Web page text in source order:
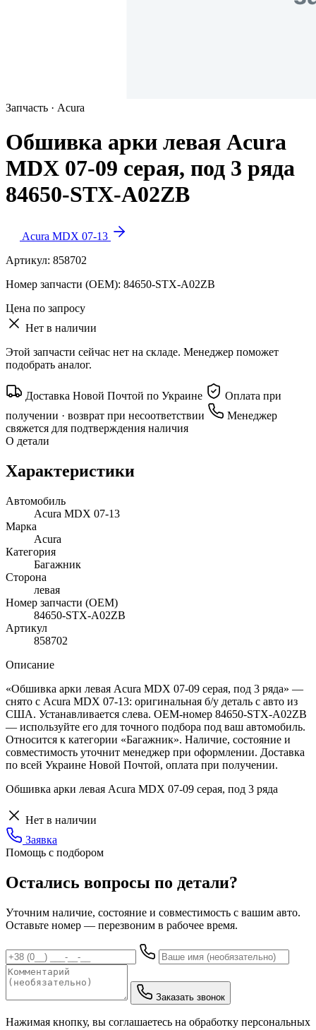
Запчасть · Acura
Обшивка арки левая Acura
MDX 07-09 серая, под 3 ряда
84650-STX-A02ZB
Acura MDX 07-13
Артикул: 858702
Номер запчасти (OEM): 84650-STX-A02ZB
Цена по запросу
Нет в наличии
Этой запчасти сейчас нет на складе. Менеджер поможет
подобрать аналог.
Доставка Новой Почтой по Украине
Оплата при
получении · возврат при несоответствии
Менеджер
свяжется для подтверждения наличия
О детали
Характеристики
Автомобиль
Acura MDX 07-13
Марка
Acura
Категория
Багажник
Сторона
левая
Номер запчасти (OEM)
84650-STX-A02ZB
Артикул
858702
Описание
«Обшивка арки левая Acura MDX 07-09 серая, под 3 ряда» —
снято с Acura MDX 07-13: оригинальная б/у деталь с авто из
США. Устанавливается слева. OEM-номер 84650-STX-A02ZB
— используйте его для точного подбора под ваш автомобиль.
Относится к категории «Багажник». Наличие, состояние и
совместимость уточнит менеджер при оформлении. Доставка
по всей Украине Новой Почтой, оплата при получении.
Обшивка арки левая Acura MDX 07-09 серая, под 3 ряда
Нет в наличии
Заявка
Помощь с подбором
Остались вопросы по детали?
Уточним наличие, состояние и совместимость с вашим авто.
Оставьте номер — перезвоним в рабочее время.
Заказать звонок
Нажимая кнопку, вы соглашаетесь на обработку персональных